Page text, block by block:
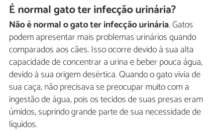
É normal gato ter infecção urinária?
Não é normal o gato ter infecção urinária. Gatos
podem apresentar mais problemas urinários quando
comparados aos cães. Isso ocorre devido à sua alta
capacidade de concentrar a urina e beber pouca água,
devido à sua origem desértica. Quando o gato vivia de
sua caça, não precisava se preocupar muito com a
ingestão de água, pois os tecidos de suas presas eram
úmidos, suprindo grande parte de sua necessidade de
líquidos.